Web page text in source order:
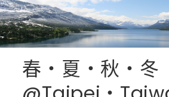
Skip
to
content
春‧夏‧秋‧冬